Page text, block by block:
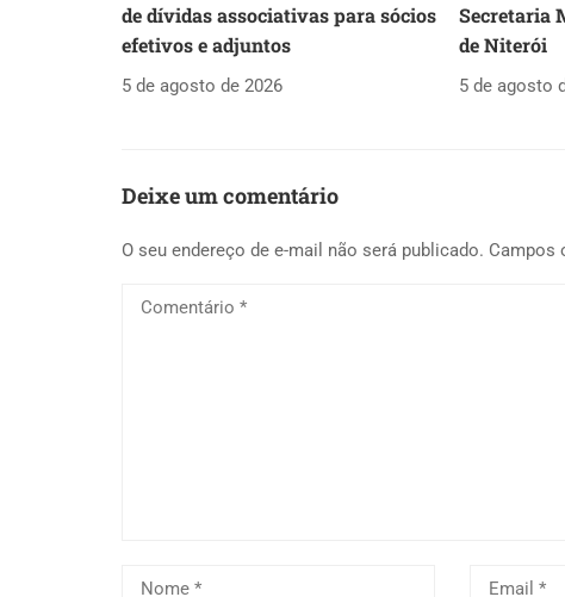
de dívidas associativas para sócios
efetivos e adjuntos
5 de agosto de 2026
Secretaria
de Niterói
5 de agosto
Deixe um comentário
O seu endereço de e-mail não será publicado. Campos